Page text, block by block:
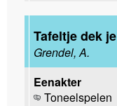
Tafeltje dek je
Grendel, A.
Eenakter
Toneelspelen